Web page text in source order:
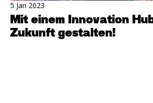
5 Jan 2023
Mit einem Innovation
Zukunft gestalten!